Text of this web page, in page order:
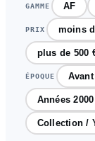
GAMME AF
PRIX moins
plus de 500
ÉPOQUE Avant
Années 2000
Collection /